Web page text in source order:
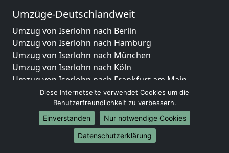
Umzüge-Deutschlandweit
Umzug von Iserlohn nach Berlin
Umzug von Iserlohn nach Hamburg
Umzug von Iserlohn nach München
Umzug von Iserlohn nach Köln
Umzug von Iserlohn nach Frankfurt am Main
Umzug von Iserlohn nach Stuttgart
Umzug von Iserlohn nach Düsseldorf
Umzug von Iserlohn nach Leipzig
Umzug von Iserlohn nach Dortmund
Umzug von Iserlohn nach Essen
Diese Internetseite verwendet Cookies um die
Benutzerfreundlichkeit zu verbessern.
Einverstanden
Nur notwendige Cookies
Datenschutzerklärung